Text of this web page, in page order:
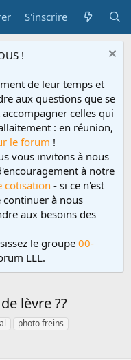
S'inscrire
!
de leur temps et
aux questions que se
celles qui
: en réunion,
le forum !
vous invitons à nous
à notre
cotisation - si ce n'est
à nous
aux besoins des
le groupe00-
LLL.
lèvre ??
photo freins